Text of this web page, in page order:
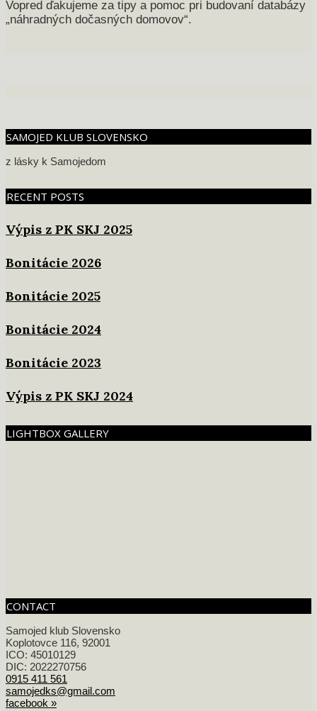
Vopred ďakujeme za tipy a pomoc pri budovaní databázy
„náhradných dočasných domovov“.
SAMOJED KLUB SLOVENSKO
z lásky k Samojedom
RECENT POSTS
Výpis z PK SKJ 2025
Bonitácie 2026
Bonitácie 2025
Bonitácie 2024
Bonitácie 2023
Výpis z PK SKJ 2024
LIGHTBOX GALLERY
CONTACT
Samojed klub Slovensko
Koplotovce 116, 92001
ICO: 45010129
DIC: 2022270756
0915 411 561
samojedks@gmail.com
facebook »